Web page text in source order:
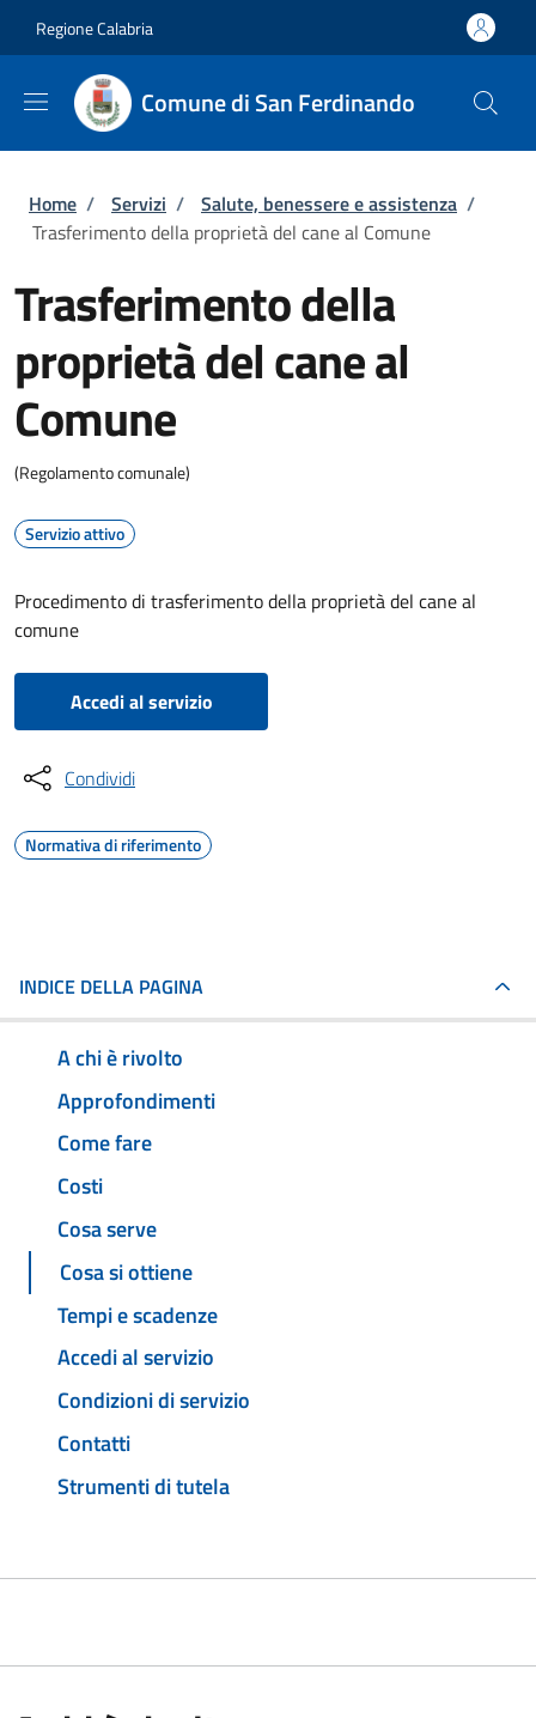
Regione Calabria
Comune di San Ferdinando
Briciole di pane
Home / Servizi / Salute, benessere e assistenza /
Trasferimento della proprietà del cane al Comune
Trasferimento della
proprietà del cane al
Comune
(Regolamento comunale)
Servizio attivo
Procedimento di trasferimento della proprietà del cane al
comune
Accedi al servizio
Condividi
Normativa di riferimento
INDICE DELLA PAGINA
A chi è rivolto
Approfondimenti
Come fare
Costi
Cosa serve
Cosa si ottiene
Tempi e scadenze
Accedi al servizio
Condizioni di servizio
Contatti
Strumenti di tutela